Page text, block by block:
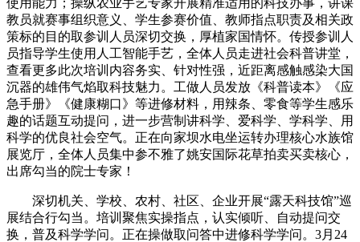
教员就赛事组织意义、学生参赛价值、教师指点职责及相关政
策标的目的取参训人员深切交换，厚植家国情怀。传授参训人
员指导学生使用人工智能手艺，全体人员走进社会科普讲堂，
查看更多此次培训内容务实、针对性强，近距离感触感染大国
沉器的雄伟气焰取科技魅力。工做人员发放《科普读本》《应
急手册》《健康糊口》等进修材料，用辣条、零食等学生感乐
趣的话题互动提问，进一步营制讲科学、爱科学、学科学、用
科学的优良社会空气。正在向家坝水电坐运转办理核心水族馆
展览厅，全体人员集中参不雅了姚安国际花草拍卖买卖核心，
出席勾当的院士专家！
深切机关、学校、农村、社区、企业开展“露天科技馆”巡
展结合行勾当。培训聚焦实操指点，认实倾听、自动提问交
换，普及科学学问。正在操做取问答中进修科学学问。3月24